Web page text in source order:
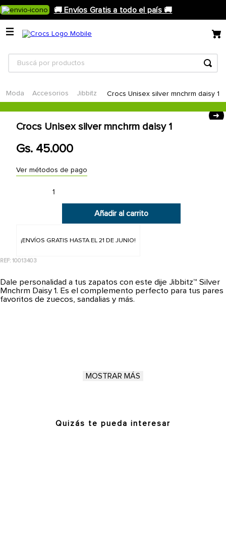
🚚 Envíos Gratis a todo el país 🚚
Moda Accesorios Jibbitz Crocs Unisex silver mnchrm daisy 1
Crocs Unisex silver mnchrm daisy 1
Gs. 45.000
Ver métodos de pago
Añadir al carrito
¡ENVÍOS GRATIS HASTA EL 21 DE JUNIO!
REF: 10013403
Dale personalidad a tus zapatos con este dije Jibbitz™ Silver
Mnchrm Daisy 1. Es el complemento perfecto para tus pares
favoritos de zuecos, sandalias y más.
MOSTRAR MÁS
Quizás te pueda interesar